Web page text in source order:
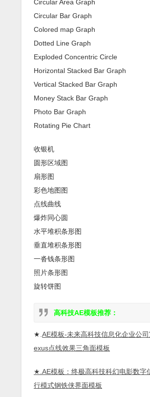
Circular Area Graph
Circular Bar Graph
Colored map Graph
Dotted Line Graph
Exploded Concentric Circle
Horizontal Stacked Bar Graph
Vertical Stacked Bar Graph
Money Stack Bar Graph
Photo Bar Graph
Rotating Pie Chart
收银机
圆形区域图
扇形图
彩色地图图
点线曲线
爆炸同心圆
水平堆积条形图
垂直堆积条形图
一沓钱条形图
照片条形图
旋转饼图
高科技AE模板推荐：
★. AE模板-未来高科技信息化企业公
exus点线效果三角面模板
★.AE模板：终极高科技科幻电影数字
行模式钢铁侠界面模板